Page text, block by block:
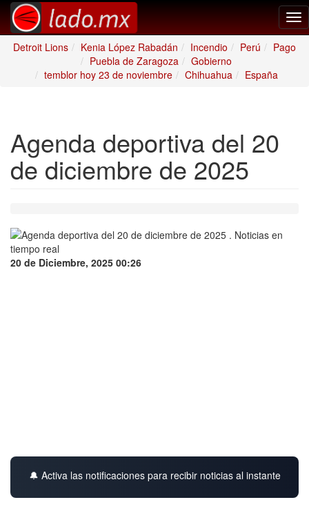
Detroit Lions
Kenia López Rabadán Incendio Perú
Pago
Puebla de Zaragoza
Gobierno
temblor hoy 23 de noviembre
Chihuahua España
Agenda deportiva del 20
de diciembre de 2025
20 de Diciembre, 2025 00:26
🔔 Activa las notificaciones para recibir noticias al instante